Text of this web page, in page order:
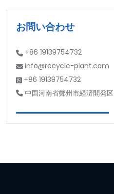
お問い合わせ
+86 19139754732
info@recycle-plant.com
+86 19139754732
中国河南省鄭州市経済開発区